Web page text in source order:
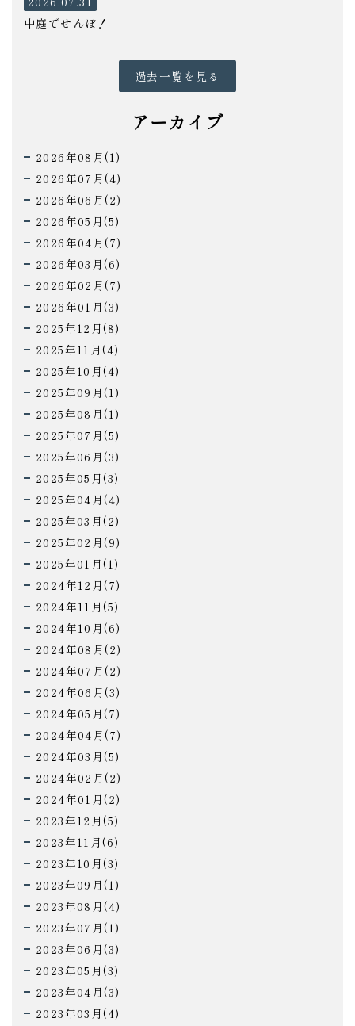
中庭でせんぼ！
過去一覧を見る
アーカイブ
2026年08月(1)
2026年07月(4)
2026年06月(2)
2026年05月(5)
2026年04月(7)
2026年03月(6)
2026年02月(7)
2026年01月(3)
2025年12月(8)
2025年11月(4)
2025年10月(4)
2025年09月(1)
2025年08月(1)
2025年07月(5)
2025年06月(3)
2025年05月(3)
2025年04月(4)
2025年03月(2)
2025年02月(9)
2025年01月(1)
2024年12月(7)
2024年11月(5)
2024年10月(6)
2024年08月(2)
2024年07月(2)
2024年06月(3)
2024年05月(7)
2024年04月(7)
2024年03月(5)
2024年02月(2)
2024年01月(2)
2023年12月(5)
2023年11月(6)
2023年10月(3)
2023年09月(1)
2023年08月(4)
2023年07月(1)
2023年06月(3)
2023年05月(3)
2023年04月(3)
2023年03月(4)